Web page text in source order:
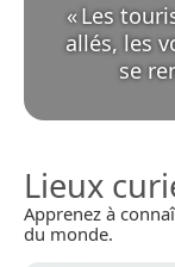
«Les
allés, les
se
Lieux
Apprenez à
du monde.